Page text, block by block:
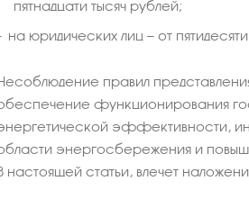
пятнадцати тысяч рублей;
на юридических лиц — от
правил
функционирования
эффективности,
энергосбережения и
настоящей статьи, влечет